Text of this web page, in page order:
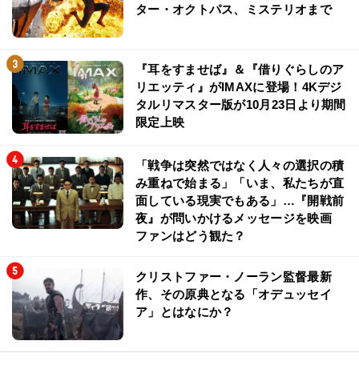
ター・オクトパス、ミステリオまで
『耳をすませば』＆『借りぐらしのア
リエッティ』がIMAXに登場！4Kデジ
タルリマスター版が10月23日より期間
限定上映
「戦争は突然ではなく人々の選択の積
み重ねで始まる」「いま、私たちが直
面している現実でもある」…『開戦前
夜』が問いかけるメッセージを映画
ファンはどう観た？
クリストファー・ノーラン監督最新
作、その原典となる「オデュッセイ
ア」とはなにか？